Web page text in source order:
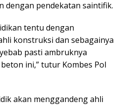
dengan pendekatan saintifik.
tentu dengan
konstruksi dan sebagainya
pasti ambruknya
ini,” tutur Kombes Pol
akan menggandeng ahli